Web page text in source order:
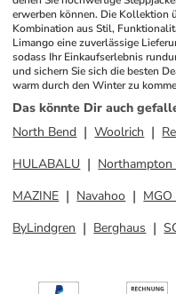
erwerben können. Die Kollektion
Kombination aus Stil,
Limango eine zuverlässige
sodass Ihr Einkaufserlebnis
und sichern Sie sich die besten
warm durch den Winter zu
Das könnte Dir auch
North Bend
Woolrich
HULABALU
MAZINE
Navahoo
ByLindgren
Berghaus